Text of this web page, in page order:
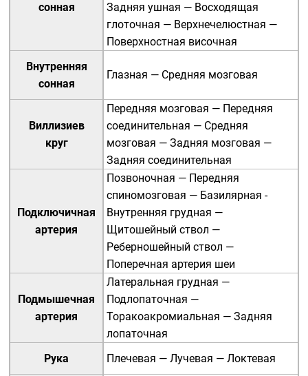
сонная
Задняя ушная — Восходящая
глоточная — Верхнечелюстная —
Поверхностная височная
Внутренняя
сонная
Глазная — Средняя мозговая
Виллизиев
круг
Передняя мозговая — Передняя
соединительная — Средняя
мозговая — Задняя мозговая —
Задняя соединительная
Подключичная
артерия
Позвоночная — Передняя
спиномозговая — Базилярная -
Внутренняя грудная —
Щитошейный ствол —
Реберношейный ствол —
Поперечная артерия шеи
Подмышечная
артерия
Латеральная грудная —
Подлопаточная —
Торакоакромиальная — Задняя
лопаточная
Рука
Плечевая — Лучевая — Локтевая